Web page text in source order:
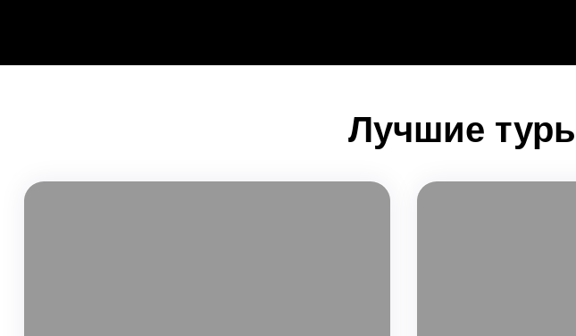
Лучшие